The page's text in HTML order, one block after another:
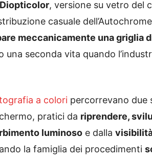
, versione su vetro del
casuale
meccanicamente una griglia
seconda vita quando
a colori percorrevano due
pratici da riprendere,
luminoso e dalla
la famiglia dei procedimenti